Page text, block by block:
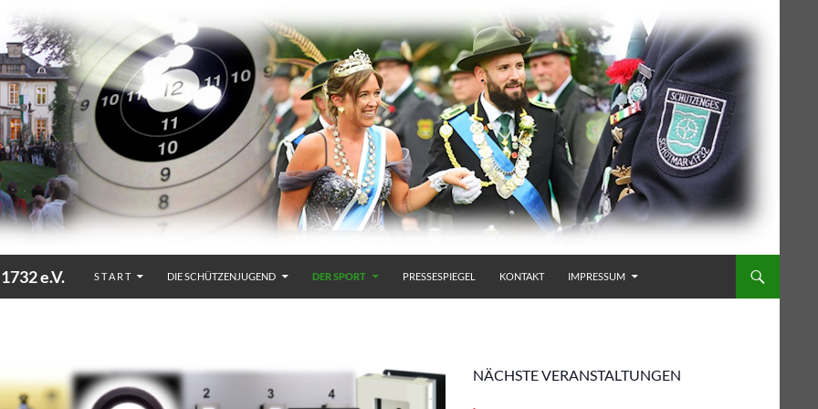
e.V. S T A R T DIE SCHÜTZENJUGEND DER SPORT PRESSESPIEGEL KONTAKT IMPRESSUM
NÄCHSTE VERANSTALTUNGEN